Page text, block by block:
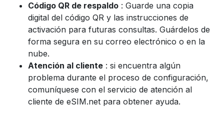
Código QR de respaldo : Guarde una copia
digital del código QR y las instrucciones de
activación para futuras consultas. Guárdelos de
forma segura en su correo electrónico o en la
nube.
Atención al cliente : si encuentra algún
problema durante el proceso de configuración,
comuníquese con el servicio de atención al
cliente de eSIM.net para obtener ayuda.